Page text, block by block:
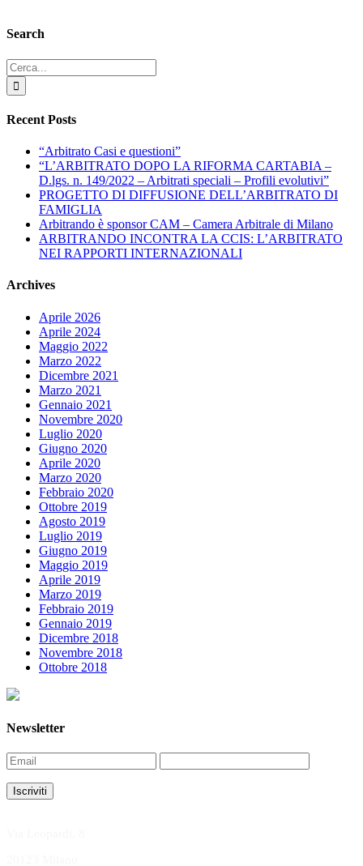
Search
Cerca
per:
Recent Posts
“Arbitrato Casi e questioni”
“L’ARBITRATO DOPO LA RIFORMA CARTABIA –
D.lgs. n. 149/2022 – Arbitrati speciali – Profili evolutivi”
PROGETTO DI DIFFUSIONE DELL’ARBITRATO DI
FAMIGLIA
Arbitrando è sponsor CAM – Camera Arbitrale di Milano
ARBITRANDO INCONTRA LA CCIS: L’ARBITRATO
NEI RAPPORTI INTERNAZIONALI
Archives
Aprile 2026
Aprile 2024
Maggio 2022
Marzo 2022
Dicembre 2021
Marzo 2021
Gennaio 2021
Novembre 2020
Luglio 2020
Giugno 2020
Aprile 2020
Marzo 2020
Febbraio 2020
Ottobre 2019
Agosto 2019
Luglio 2019
Giugno 2019
Maggio 2019
Aprile 2019
Marzo 2019
Febbraio 2019
Gennaio 2019
Dicembre 2018
Novembre 2018
Ottobre 2018
Newsletter